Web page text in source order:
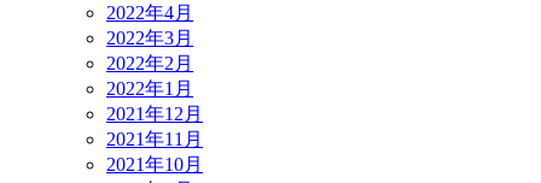
2022年4月
2022年3月
2022年2月
2022年1月
2021年12月
2021年11月
2021年10月